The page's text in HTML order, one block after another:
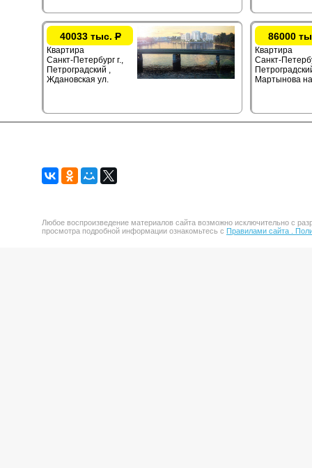
40033 тыс.Р
Квартира
Санкт-Петербург г.,
Петроградский ,
Ждановская ул.
86000
Квартира
Санкт-
Мартынова
Любое воспроизведение материалов сайта возможно исключительно с
просмотра подробной информации ознакомьтесь с Правилами сайта .